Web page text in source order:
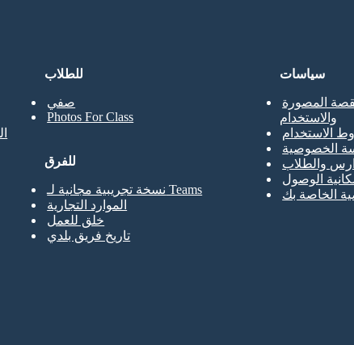
للطلاب
صفي
Photos For Class
للفرق
نسخة تجريبية مجانية لـ Teams
الموارد التجارية
خلق للعمل
تاريخ فريق بلدي
سياسات
المصورة
والاستخدام
الاستخدام
الخصوصية
والطلاب
الوصول
الخاصة بك